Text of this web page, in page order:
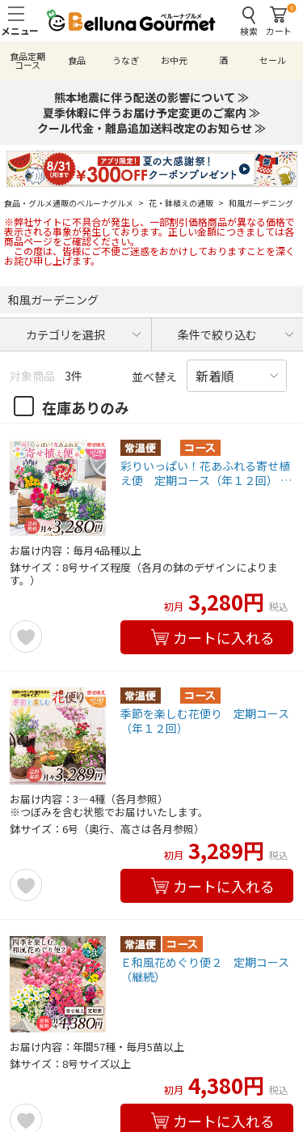
検索
0
カート
食品定期
コース 食品 うなぎ お中元 酒 セール
熊本地震に伴う配送の影響について ≫
夏季休暇に伴うお届け予定変更のご案内 ≫
クール代金・離島追加送料改定のお知らせ ≫
食品・グルメ通販のベルーナグルメ > 花・鉢植えの通販 > 和風ガーデニング
※弊社サイトに不具合が発生し、一部割引価格商品が異なる価格で
表示される事象が発生しております。正しい金額につきましては各
商品ページをご確認ください。
この度は、皆様にご不便ご迷惑をおかけしておりますことを深く
お詫び申し上げます。
和風ガーデニング
カテゴリを選択 条件で絞り込む
対象商品 3件 並べ替え
在庫ありのみ
彩りいっぱい！花あふれる寄せ植
え便 定期コース（年１２回） …
お届け内容：毎月4品種以上
鉢サイズ：8号サイズ程度（各月の鉢のデザインによりま
す。）
初月 3,280円 税込
カートに入れる
季節を楽しむ花便り 定期コース
（年１２回）
お届け内容：3―4種（各月参照）
※つぼみを含む状態でお届けいたします。
鉢サイズ：6号（奥行、高さは各月参照）
初月 3,289円 税込
カートに入れる
Ｅ和風花めぐり便２ 定期コース
（継続）
お届け内容：年間57種・毎月5苗以上
鉢サイズ：8号サイズ以上
初月 4,380円 税込
カートに入れる